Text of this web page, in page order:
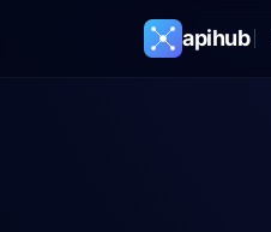
apihub